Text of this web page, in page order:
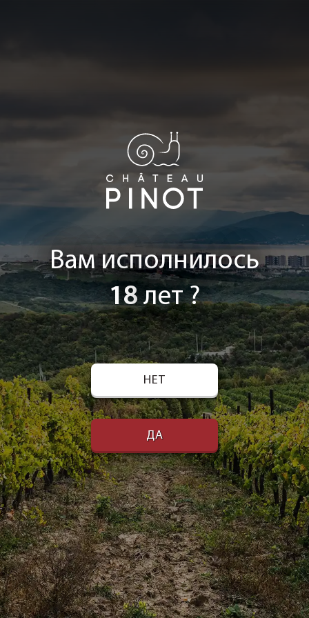
Вам исполнилось
18лет ?
НЕТ
ДА